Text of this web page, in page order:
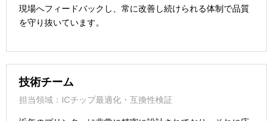
現場へフィードバックし、常に改善し続けられる体制で品質
を守り抜いています。
技術チーム
担当領域：ICチップ最適化・互換性検証